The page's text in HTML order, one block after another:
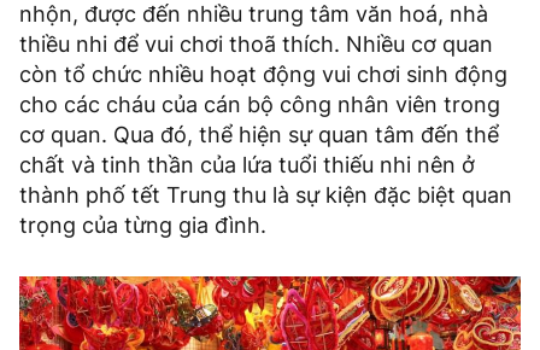
nhộn, được đến nhiều trung tâm văn hoá, nhà
thiều nhi để vui chơi thoã thích. Nhiều cơ quan
còn tổ chức nhiều hoạt động vui chơi sinh động
cho các cháu của cán bộ công nhân viên trong
cơ quan. Qua đó, thể hiện sự quan tâm đến thể
chất và tinh thần của lứa tuổi thiếu nhi nên ở
thành phố tết Trung thu là sự kiện đặc biệt quan
trọng của từng gia đình.